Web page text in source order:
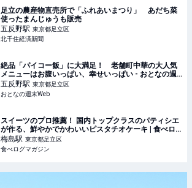
足立の農産物直売所で「ふれあいまつり」 あだち菜
使ったまんじゅうも販売
五反野駅 東京都足立区
北千住経済新聞
絶品「パイコー飯」に大満足！ 老舗町中華の大人気
メニューはお腹いっぱい、幸せいっぱい - おとなの週
末Web
五反野駅 東京都足立区
おとなの週末Web
スイーツのプロ推薦！ 国内トップクラスのパティシエ
が作る、鮮やかでかわいいピスタチオケーキ | 食べロ
グマガジン
梅島駅 東京都足立区
食べログマガジン